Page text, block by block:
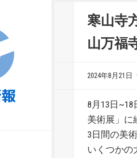
寒山寺
山万福
2024年8月21日
8月13日
美術展」に
3日間の美
いくつかの